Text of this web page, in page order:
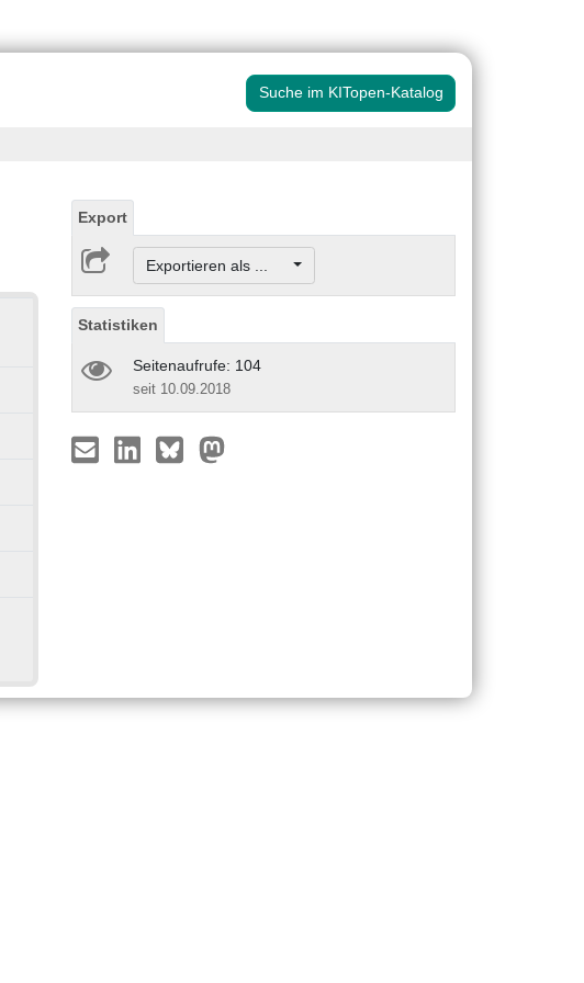
Suche im KITopen-Katalog
Export
Exportieren als ...
Statistiken
Seitenaufrufe: 104
seit 10.09.2018